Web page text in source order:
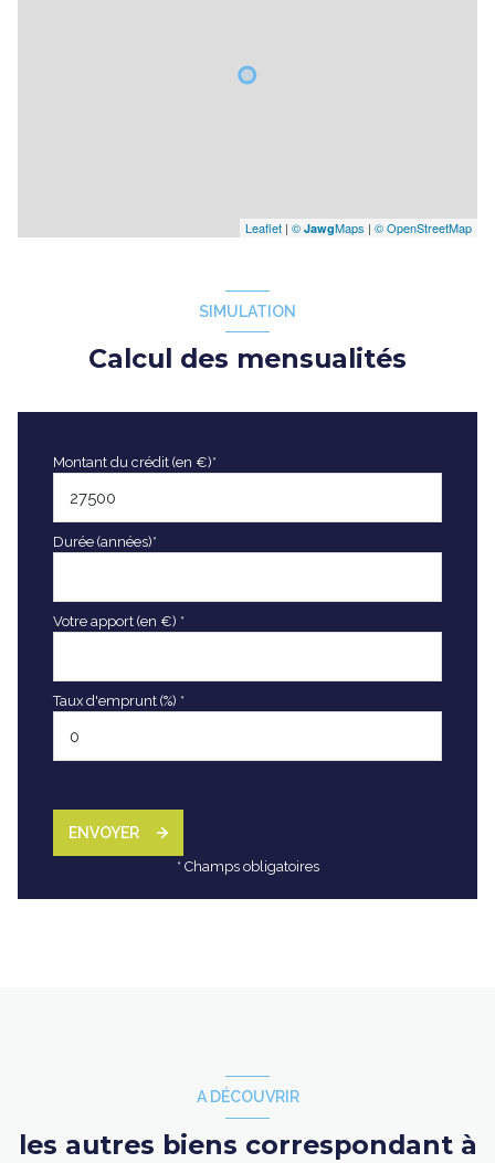
Leaflet | © JawgMaps | © OpenStreetMap
SIMULATION
Calcul des mensualités
Montant du crédit (en €)*
Durée (années)*
Votre apport (en €) *
Taux d'emprunt (%) *
ENVOYER
* Champs obligatoires
A DÉCOUVRIR
les autres biens correspondant à